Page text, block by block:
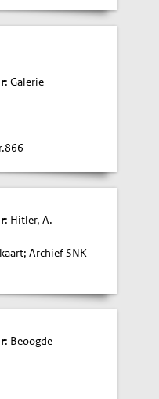
: Galerie
: Hitler, A.
Archief SNK
: Beoogde